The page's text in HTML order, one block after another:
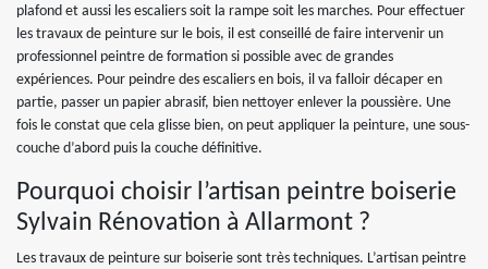
plafond et aussi les escaliers soit la rampe soit les marches. Pour effectuer
les travaux de peinture sur le bois, il est conseillé de faire intervenir un
professionnel peintre de formation si possible avec de grandes
expériences. Pour peindre des escaliers en bois, il va falloir décaper en
partie, passer un papier abrasif, bien nettoyer enlever la poussière. Une
fois le constat que cela glisse bien, on peut appliquer la peinture, une sous-
couche d’abord puis la couche définitive.
Pourquoi choisir l’artisan peintre boiserie
Sylvain Rénovation à Allarmont ?
Les travaux de peinture sur boiserie sont très techniques. L’artisan peintre